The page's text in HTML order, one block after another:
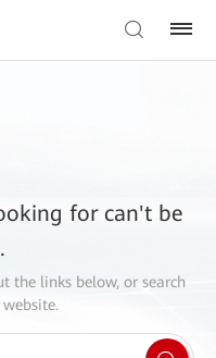
for can't be
the links below, or search